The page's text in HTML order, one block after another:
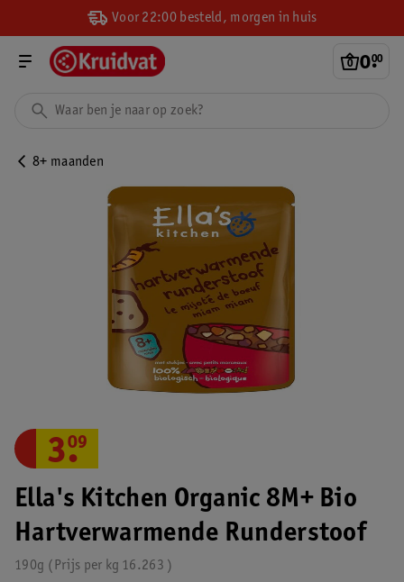
Voor 22:00 besteld, morgen in huis
0.
00
8+ maanden
Ella's Kitchen Organic 8M+ Bio
Hartverwarmende Runderstoof
190g 16.263
Prijs per kg
3.
09